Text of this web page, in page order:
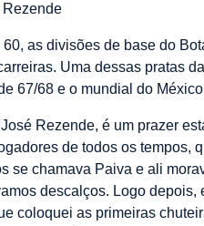
Rezende
60, as divisões de base do
Uma dessas pratas
67/68 e o mundial do
Rezende, é um prazer
de todos os tempos,
se chamava Paiva e ali
descalços. Logo depois,
coloquei as primeiras